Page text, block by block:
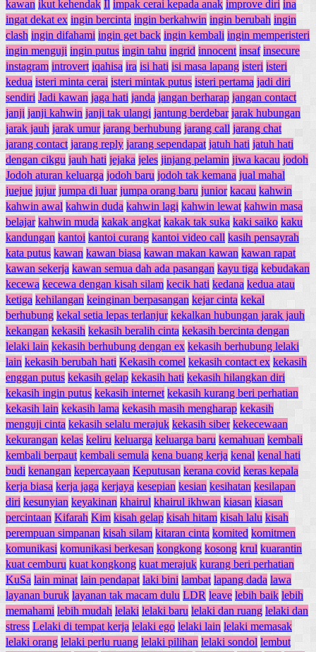
kawan ikut kehendak Il impak cerai kepada anak improve diri ina
ingat dekat ex ingin bercinta ingin berkahwin ingin berubah ingin
clash ingin difahami ingin get back ingin kembali ingin memperisteri
ingin menguji ingin putus ingin tahu ingrid innocent insaf insecure
instagram introvert iqahisa ira isi hati isi masa lapang isteri isteri
kedua isteri minta cerai isteri mintak putus isteri pertama jadi diri
sendiri Jadi kawan jaga hati janda jangan berharap jangan contact
janji janji kahwin janji tak ulangi jantung berdebar jarak hubungan
jarak jauh jarak umur jarang berhubung jarang call jarang chat
jarang contact jarang reply jarang sependapat jatuh hati jatuh hati
dengan cikgu jauh hati jejaka jeles jinjang pelamin jiwa kacau jodoh
Jodoh aturan keluarga jodoh baru jodoh tak kemana jual mahal
juejue jujur jumpa di luar jumpa orang baru junior kacau kahwin
kahwin awal kahwin duda kahwin lagi kahwin lewat kahwin masa
belajar kahwin muda kakak angkat kakak tak suka kaki saiko kaku
kandungan kantoi kantoi curang kantoi video call kasih pensayrah
kata putus kawan kawan biasa kawan makan kawan kawan rapat
kawan sekerja kawan semua dah ada pasangan kayu tiga kebudakan
kecewa kecewa dengan kisah silam kecik hati kedana kedua atau
ketiga kehilangan keinginan berpasangan kejar cinta kekal
berhubung kekal setia lepas terlanjur kekalkan hubungan jarak jauh
kekangan kekasih kekasih beralih cinta kekasih bercinta dengan
lelaki lain kekasih berhubung dengan ex kekasih berhubung lelaki
lain kekasih berubah hati Kekasih comel kekasih contact ex kekasih
enggan putus kekasih gelap kekasih hati kekasih hilangkan diri
kekasih ingin putus kekasih internet kekasih kurang beri perhatian
kekasih lain kekasih lama kekasih masih mengharap kekasih
menguji cinta kekasih selalu merajuk kekasih siber kekecewaan
kekurangan kelas keliru keluarga keluarga baru kemahuan kembali
kembali berpaut kembali semula kena buang kerja kenal kenal hati
budi kenangan kepercayaan Keputusan kerana covid keras kepala
kerja biasa kerja jaga kerjaya kesepian kesian kesihatan kesilapan
diri kesunyian keyakinan khairul khairul ikhwan kiasan kiasan
percintaan Kifarah Kim kisah gelap kisah hitam kisah lalu kisah
perempuan simpanan kisah silam kitaran cinta komited komitmen
komunikasi komunikasi berkesan kongkong kosong krul kuarantin
kuat cemburu kuat kongkong kuat merajuk kurang beri perhatian
KuSa lain minat lain pendapat laki bini lambat lapang dada lawa
layanan buruk layanan tak macam dulu LDR leave lebih baik lebih
memahami lebih mudah lelaki lelaki baru lelaki dan ruang lelaki dan
stress Lelaki di tempat kerja lelaki ego lelaki lain lelaki memasak
lelaki orang lelaki perlu ruang lelaki pilihan lelaki sondol lembut